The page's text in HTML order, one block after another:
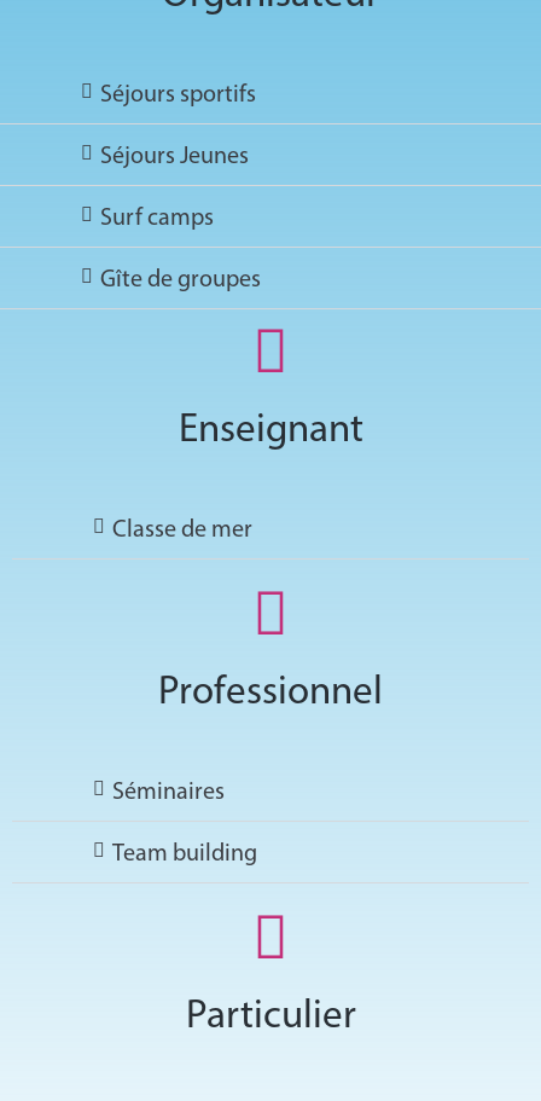
Séjours sportifs
Séjours Jeunes
Surf camps
Gîte de groupes
Enseignant
Classe de mer
Professionnel
Séminaires
Team building
Particulier